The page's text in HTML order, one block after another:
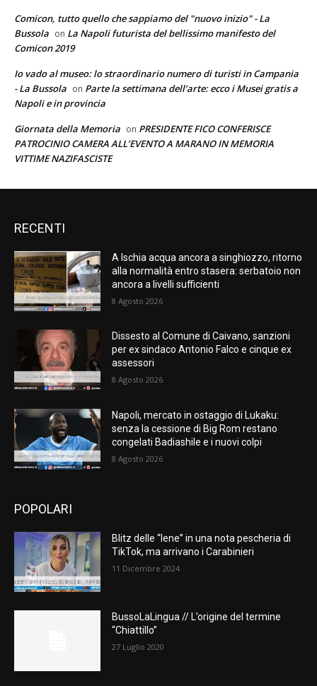
Comicon, tutto quello che sappiamo del "nuovo inizio" - La
Bussola on La Napoli futurista del bellissimo manifesto del
Comicon 2019
Io vado al museo: lo straordinario numero di turisti in Campania
- La Bussola on Parte la settimana dell’arte: ecco i Musei gratis a
Napoli e in provincia
Giornata della Memoria on PRESIDENTE FICO CONFERISCE
PATROCINIO CAMERA ALL’EVENTO A MARANO IN MEMORIA
VITTIME NAZIFASCISTE
RECENTI
A Ischia acqua ancora a singhiozzo, ritorno
alla normalità entro stasera: serbatoio non
ancora a livelli sufficienti
8 Agosto 2026
Dissesto al Comune di Caivano, sanzioni
per ex sindaco Antonio Falco e cinque ex
assessori
8 Agosto 2026
Napoli, mercato in ostaggio di Lukaku:
senza la cessione di Big Rom restano
congelati Badiashile e i nuovi colpi
8 Agosto 2026
POPOLARI
Blitz delle “Iene” in una nota pescheria di
TikTok, ma arrivano i Carabinieri
11 Dicembre 2024
BussoLaLingua // L’origine del termine
“Chiattillo”
27 Luglio 2020